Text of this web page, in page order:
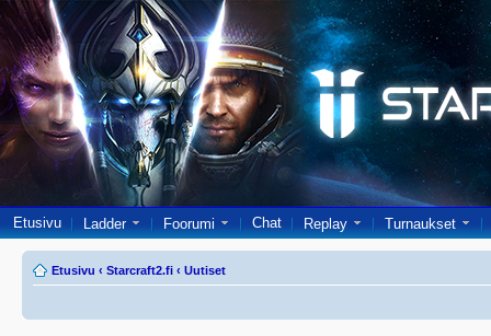
Etusivu Ladder Foorumi Chat Replay Turnaukset
Etusivu ‹ Starcraft2.fi ‹ Uutiset